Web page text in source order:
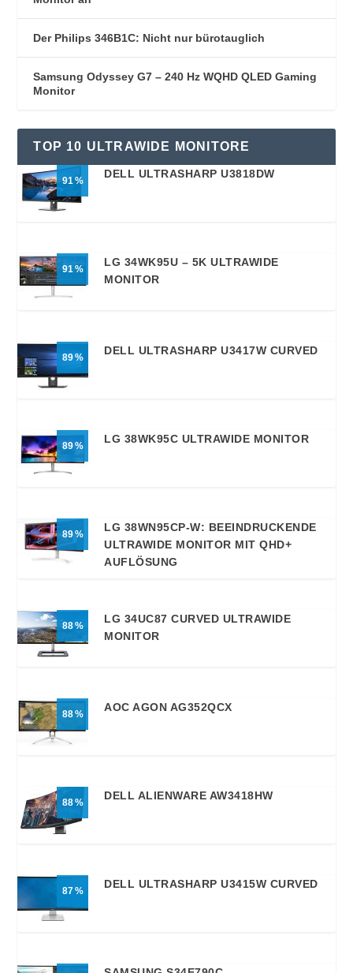
Der Philips 346B1C: Nicht nur bürotauglich
Samsung Odyssey G7 – 240 Hz WQHD QLED Gaming
Monitor
TOP 10 ULTRAWIDE MONITORE
91
DELL ULTRASHARP U3818DW
91
LG 34WK95U – 5K ULTRAWIDE
MONITOR
89
DELL ULTRASHARP U3417W CURVED
89
LG 38WK95C ULTRAWIDE MONITOR
89
LG 38WN95CP-W: BEEINDRUCKENDE
ULTRAWIDE MONITOR MIT QHD+
AUFLÖSUNG
88
LG 34UC87 CURVED ULTRAWIDE
MONITOR
88
AOC AGON AG352QCX
88
DELL ALIENWARE AW3418HW
87
DELL ULTRASHARP U3415W CURVED